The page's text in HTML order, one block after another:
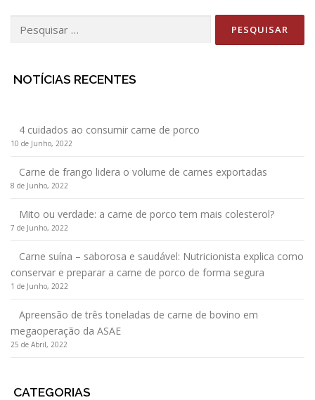
por:
NOTÍCIAS RECENTES
4 cuidados ao consumir carne de porco
10 de Junho, 2022
Carne de frango lidera o volume de carnes exportadas
8 de Junho, 2022
Mito ou verdade: a carne de porco tem mais colesterol?
7 de Junho, 2022
Carne suína – saborosa e saudável: Nutricionista explica como
conservar e preparar a carne de porco de forma segura
1 de Junho, 2022
Apreensão de três toneladas de carne de bovino em
megaoperação da ASAE
25 de Abril, 2022
CATEGORIAS